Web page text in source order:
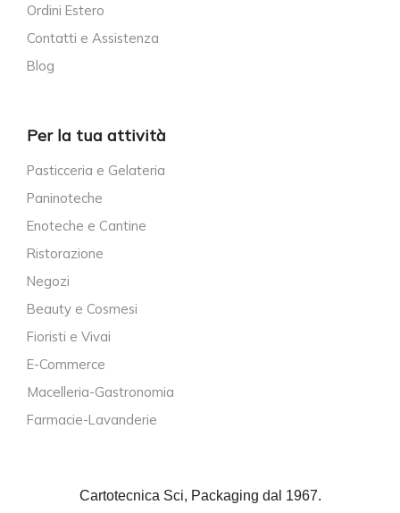
Ordini Estero
Contatti e Assistenza
Blog
Per la tua attività
Pasticceria e Gelateria
Paninoteche
Enoteche e Cantine
Ristorazione
Negozi
Beauty e Cosmesi
Fioristi e Vivai
E-Commerce
Macelleria-Gastronomia
Farmacie-Lavanderie
Cartotecnica Sci, Packaging dal 1967.